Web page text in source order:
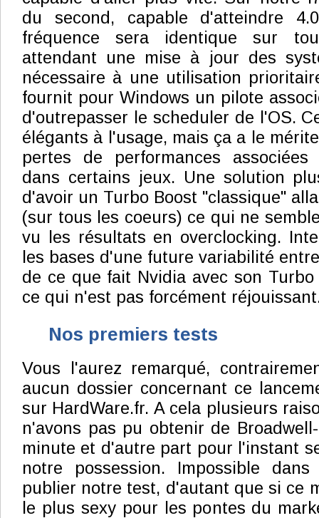
du second, capable d'atteindre
fréquence sera identique sur
attendant une mise à jour des
nécessaire à une utilisation
fournit pour Windows un pilote
d'outrepasser le scheduler de l'OS.
élégants à l'usage, mais ça a le
pertes de performances
dans certains jeux. Une solution
d'avoir un Turbo Boost "classique"
(sur tous les coeurs) ce qui ne
vu les résultats en overclocking.
les bases d'une future variabilité
de ce que fait Nvidia avec son Turbo
ce qui n'est pas forcément
Nos premiers tests
Vous l'aurez remarqué,
aucun dossier concernant ce
sur HardWare.fr. A cela plusieurs
n'avons pas pu obtenir de
minute et d'autre part pour l'instant
notre possession. Impossible
publier notre test, d'autant que si ce
le plus sexy pour les pontes du